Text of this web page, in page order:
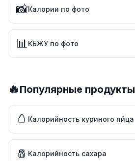
📸Калории по фото
📊КБЖУ по фото
🔥Популярные продукты
🥚 Калорийность куриного яйца
🧂 Калорийность сахара